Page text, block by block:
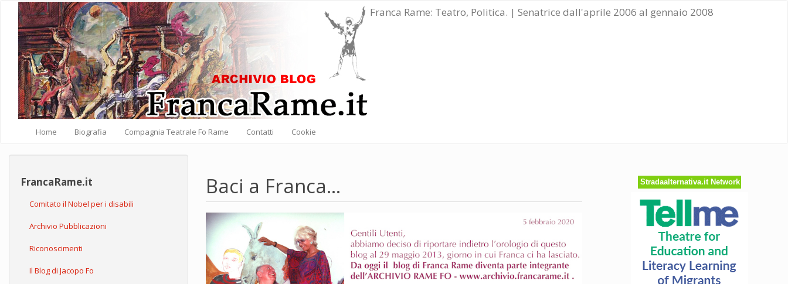
Salta al contenuto principale Franca Rame: Teatro, Politica. | Senatrice dall'aprile 2006 al gennaio 2008
Home Biografia Compagnia Teatrale Fo Rame Contatti Cookie
FrancaRame.it
Comitato il Nobel per i disabili
Archivio Pubblicazioni
Riconoscimenti
Il Blog di Jacopo Fo
Baci a Franca... Stradaalternativa.it Network